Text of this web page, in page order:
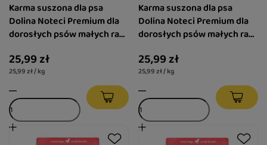
Karma suszona dla psa
Dolina Noteci Premium dla
dorosłych psów małych ras
25,99 zł
25,99 zł / kg
Karma suszona dla psa
Dolina Noteci Premium dla
dorosłych psów małych ras
25,99 zł
25,99 zł / kg